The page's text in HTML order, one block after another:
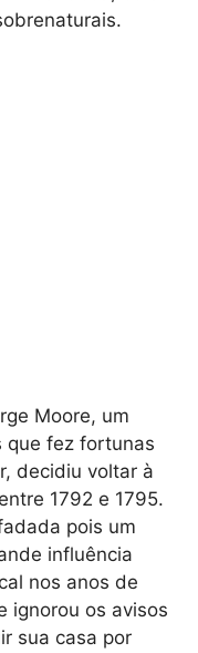
Moore, um
que fez fortunas
decidiu voltar à
1792 e 1795.
pois um
influência
nos anos de
ignorou os avisos
sua casa por